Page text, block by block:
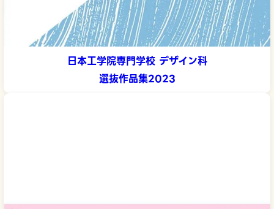
日本工学院専門学校 デザイン科
選抜作品集2023